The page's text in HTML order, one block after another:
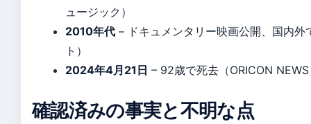
ュージック）
2010年代 – ドキュメンタリー映画公開、国内
ト）
2024年4月21日 – 92歳で死去（ORICON
確認済みの事実と不明な点